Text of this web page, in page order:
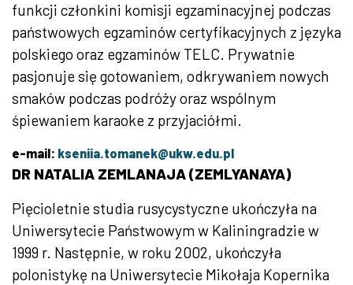
funkcji członkini komisji egzaminacyjnej podczas
państwowych egzaminów certyfikacyjnych z języka
polskiego oraz egzaminów TELC. Prywatnie
pasjonuje się gotowaniem, odkrywaniem nowych
smaków podczas podróży oraz wspólnym
śpiewaniem karaoke z przyjaciółmi.
e-mail: kseniia.tomanek@ukw.edu.pl
DR NATALIA ZEMLANAJA (ZEMLYANAYA)
Pięcioletnie studia rusycystyczne ukończyła na
Uniwersytecie Państwowym w Kaliningradzie w
1999 r. Następnie, w roku 2002, ukończyła
polonistykę na Uniwersytecie Mikołaja Kopernika